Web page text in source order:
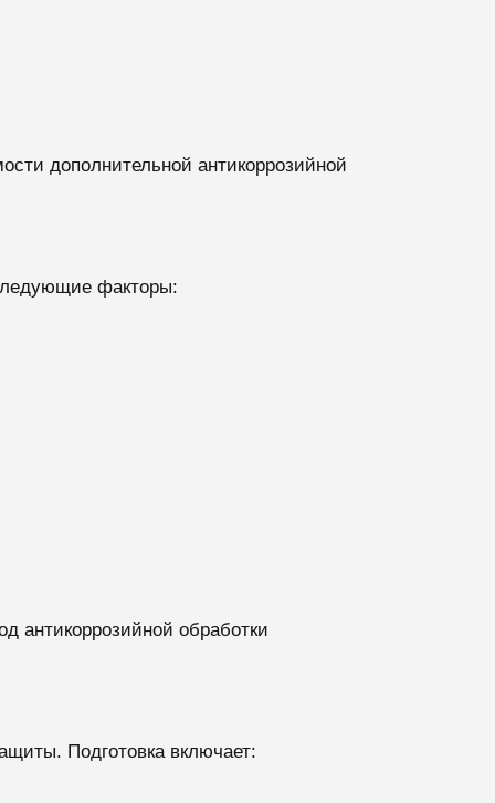
дополнительной антикоррозийной
факторы:
антикоррозийной обработки
Подготовка включает: